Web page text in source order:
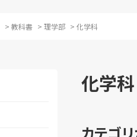
> 教科書 > 理学部 > 化学科
化学科
カテゴ